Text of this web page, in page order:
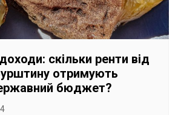
скільки ренти від
отримують
бюджет?